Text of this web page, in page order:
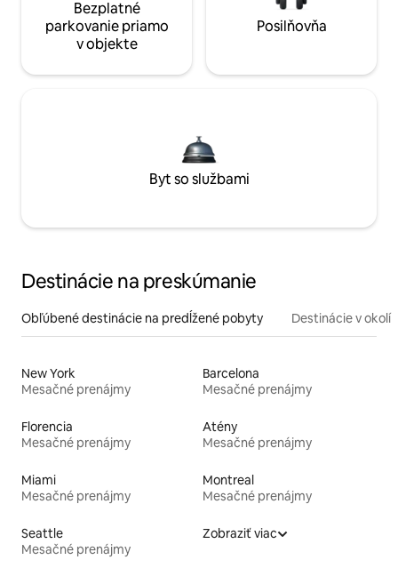
Bezplatné
parkovanie priamo
v objekte
Posilňovňa
Byt so službami
Destinácie na preskúmanie
Obľúbené destinácie na predĺžené pobyty Destinácie v okolí
New York
Mesačné prenájmy
Barcelona
Mesačné prenájmy
Florencia
Mesačné prenájmy
Atény
Mesačné prenájmy
Miami
Mesačné prenájmy
Montreal
Mesačné prenájmy
Seattle
Mesačné prenájmy
Zobraziť viac